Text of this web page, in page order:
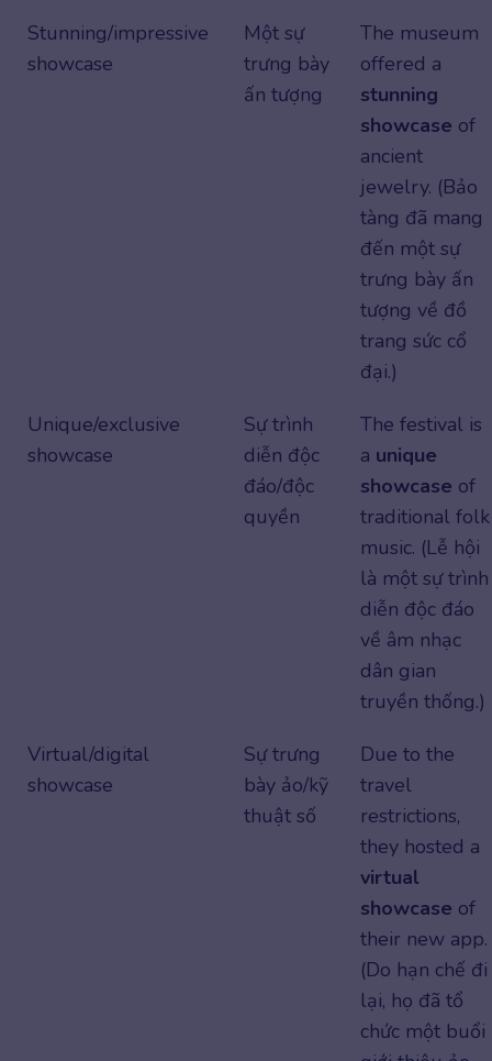
Stunning/impressive
showcase
Một sự
trưng bày
ấn tượng
The museum
offered a
stunning
showcase of
ancient
jewelry. (Bảo
tàng đã mang
đến một sự
trưng bày ấn
tượng về đồ
trang sức cổ
đại.)
Unique/exclusive
showcase
Sự trình
diễn độc
đáo/độc
quyền
The festival is
a unique
showcase of
traditional folk
music. (Lễ hội
là một sự trình
diễn độc đáo
về âm nhạc
dân gian
truyền thống.)
Virtual/digital
showcase
Sự trưng
bày ảo/kỹ
thuật số
Due to the
travel
restrictions,
they hosted a
virtual
showcase of
their new app.
(Do hạn chế đi
lại, họ đã tổ
chức một buổi